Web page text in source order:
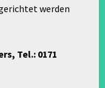
werden
Tel.: 0171